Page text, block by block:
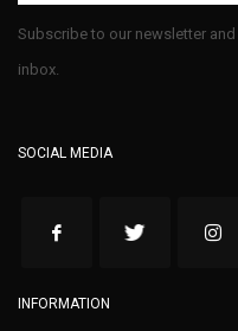
Subscribe to our newsletter
inbox.
SOCIAL MEDIA
INFORMATION